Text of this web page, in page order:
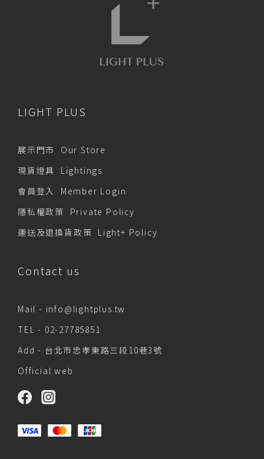
LIGHT PLUS
展示門市 Our Store
現貨燈具 Lightings
會員登入 Member Login
隱私權政策 Private Policy
運送及退換貨政策 Light+ Policy
Contact us
Mail - info@lightplus.tw
TEL - 02-27785851
Add - 台北市忠孝東路三段10巷3號
Official web